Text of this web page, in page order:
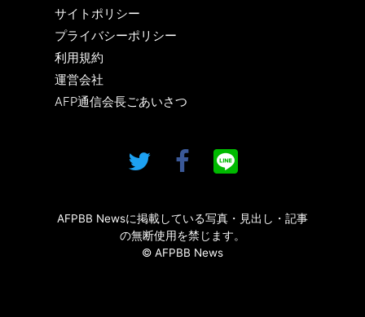
サイトポリシー
プライバシーポリシー
利用規約
運営会社
AFP通信会長ごあいさつ
AFPBB Newsに掲載している写真・見出し・記事
の無断使用を禁じます。
© AFPBB News